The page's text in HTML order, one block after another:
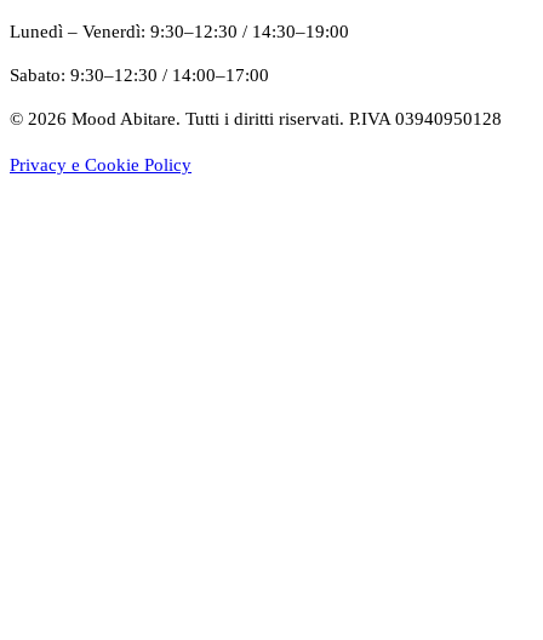
Lunedì – Venerdì: 9:30–12:30 / 14:30–19:00
Sabato: 9:30–12:30 / 14:00–17:00
© 2026 Mood Abitare. Tutti i diritti riservati. P.IVA 03940950128
Privacy e Cookie Policy